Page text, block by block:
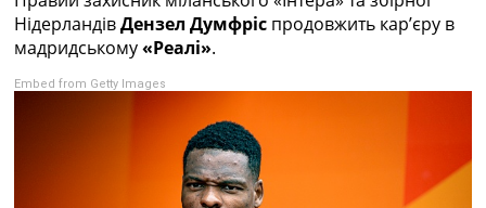
Рейтинги
Рейтинг країн УЄФА
Рейтинг клубів УЄФА
Рейтинг ФІФА
НідерландівДензел Думфріс продовжить кар’єру в
мадридському«Реалі».
Embed from Getty Images